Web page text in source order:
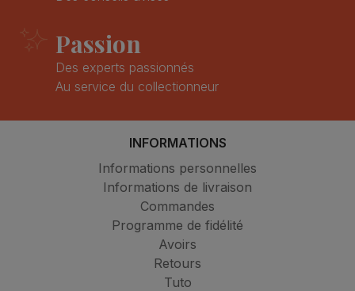
Passion
Des experts passionnés
Au service du collectionneur
INFORMATIONS
Informations personnelles
Informations de livraison
Commandes
Programme de fidélité
Avoirs
Retours
Tuto